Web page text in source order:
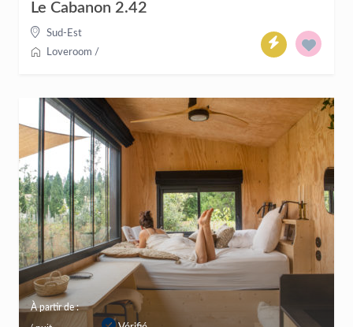
Le Cabanon 2.42
Sud-Est
Loveroom /
À partir de :